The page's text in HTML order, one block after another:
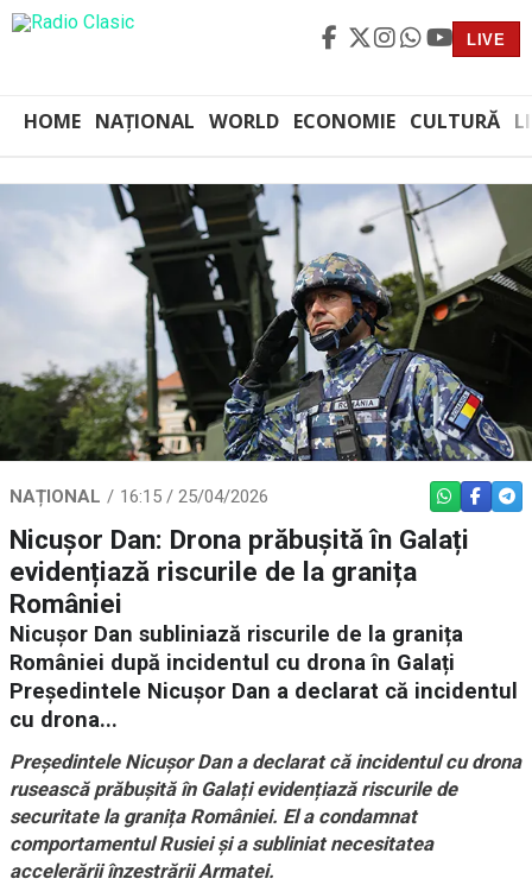
LIVE
HOME NAȚIONAL WORLD ECONOMIE CULTURĂ
NAȚIONAL 16:15 / 25/04/2026 WHATSAPP
Nicușor Dan: Drona prăbușită în Galați
evidențiază riscurile de la granița
României
Nicușor Dan subliniază riscurile de la granița
României după incidentul cu drona în Galați
Președintele Nicușor Dan a declarat că incidentul
cu drona...
Președintele Nicușor Dan a declarat că incidentul cu drona
rusească prăbușită în Galați evidențiază riscurile de
securitate la granița României. El a condamnat
comportamentul Rusiei și a subliniat necesitatea
accelerării înzestrării Armatei.